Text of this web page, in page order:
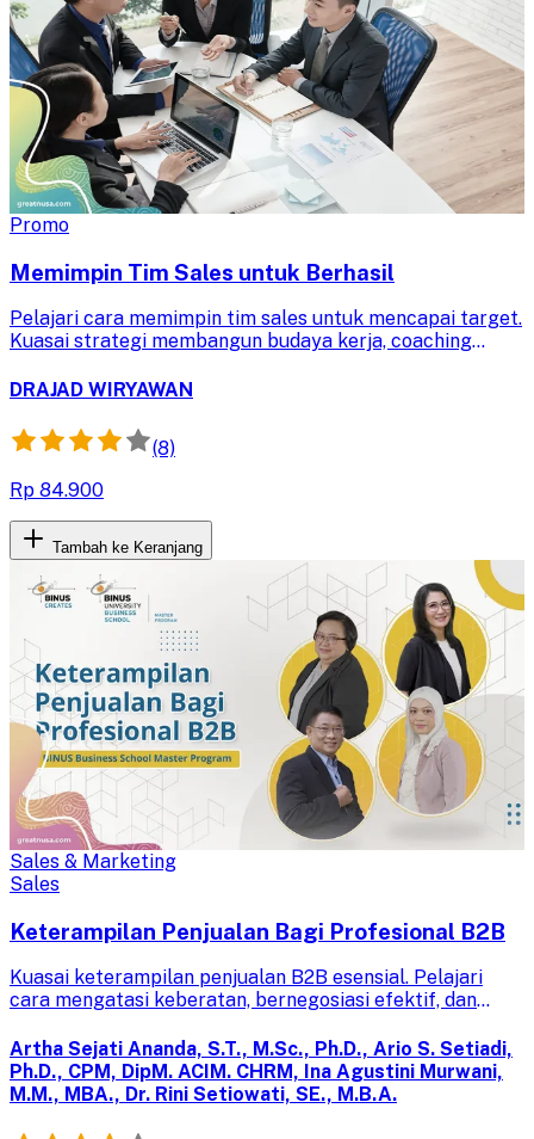
Promo
Memimpin Tim Sales untuk Berhasil
Pelajari cara memimpin tim sales untuk mencapai target.
Kuasai strategi membangun budaya kerja, coaching
demi kesuksesan penjualan.
DRAJAD WIRYAWAN
(8)
Rp 84.900
Tambah ke Keranjang
Sales & Marketing
Sales
Keterampilan Penjualan Bagi Profesional B2B
Kuasai keterampilan penjualan B2B esensial. Pelajari
cara mengatasi keberatan, bernegosiasi efektif, dan
profesional.
Artha Sejati Ananda, S.T., M.Sc., Ph.D., Ario S. Setiadi,
Ph.D., CPM, DipM. ACIM. CHRM, Ina Agustini Murwani,
M.M., MBA., Dr. Rini Setiowati, SE., M.B.A.